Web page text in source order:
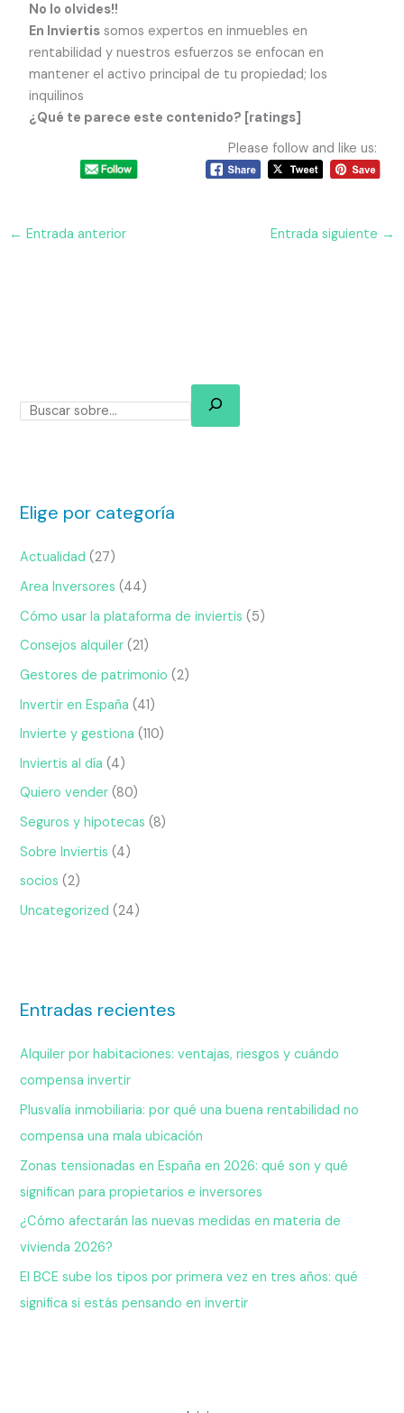
No lo olvides!!
En Inviertis somos expertos en inmuebles en
rentabilidad y nuestros esfuerzos se enfocan en
mantener el activo principal de tu propiedad; los
inquilinos
¿Qué te parece este contenido? [ratings]
Please follow and like us:
← Entrada anterior Entrada siguiente →
Elige por categoría
Actualidad (27)
Area Inversores (44)
Cómo usar la plataforma de inviertis (5)
Consejos alquiler (21)
Gestores de patrimonio (2)
Invertir en España (41)
Invierte y gestiona (110)
Inviertis al día (4)
Quiero vender (80)
Seguros y hipotecas (8)
Sobre Inviertis (4)
socios (2)
Uncategorized (24)
Entradas recientes
Alquiler por habitaciones: ventajas, riesgos y cuándo
compensa invertir
Plusvalía inmobiliaria: por qué una buena rentabilidad no
compensa una mala ubicación
Zonas tensionadas en España en 2026: qué son y qué
significan para propietarios e inversores
¿Cómo afectarán las nuevas medidas en materia de
vivienda 2026?
El BCE sube los tipos por primera vez en tres años: qué
significa si estás pensando en invertir